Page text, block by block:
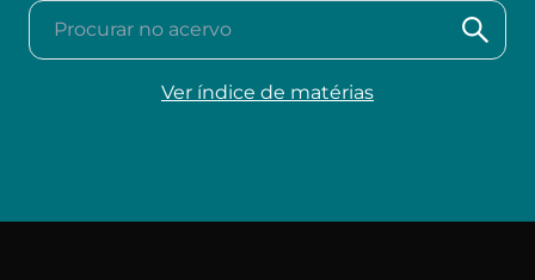
Procurar no acervo
Ver índice de matérias